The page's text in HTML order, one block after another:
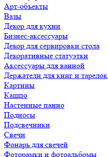
Арт-объекты
Вазы
Декор для кухни
Бизнес-аксессуары
Декор для сервировки стола
Декоративные статуэтки
Аксессуары для ванной
Держатели для книг и тарелок
Картины
Кашпо
Настенные панно
Подносы
Подсвечники
Свечи
Фонарь для свечей
Фоторамки и фотоальбомы